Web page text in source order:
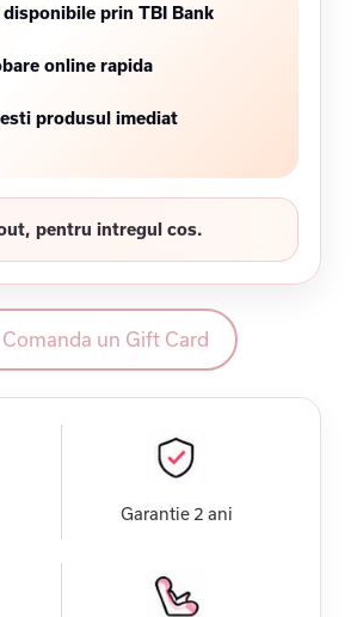
disponibile prin TBI Bank
online rapida
produsul imediat
pentru intregul cos.
Comanda un Gift Card
Garantie 2 ani